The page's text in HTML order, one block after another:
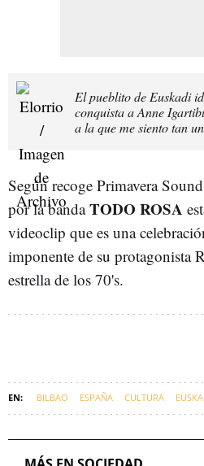
El pueblito de Euskadi
conquista a Anne
a la que me siento tan
Según recoge Primavera
por la bandaTODO ROSA
videoclip que es una
imponente de su protagonista
estrella de los 70's.
BILBAO ESPAÑA CULTURA